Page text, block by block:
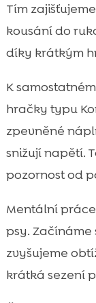
Tím
kousání do
díky krátkým
K
hračky typu
zpevněné
snižují napětí.
pozornost od
Mentální
psy. Začínáme
zvyšujeme
krátká sezení